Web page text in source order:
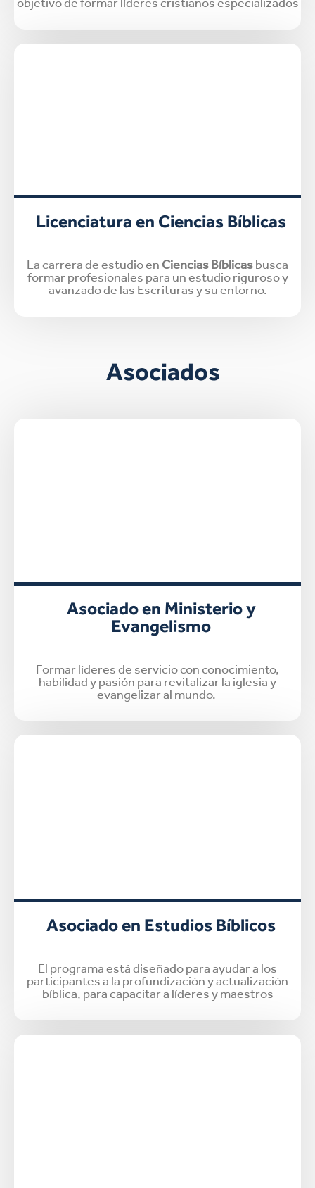
Licenciatura en Ciencias Bíblicas
La carrera de estudio en Ciencias Bíblicasbusca
formar profesionales para un estudio riguroso y
avanzado de las Escrituras y su entorno.
Asociados
Asociado en Ministerio y
Evangelismo
Formar líderes de servicio con conocimiento,
habilidad y pasión para revitalizar la iglesia y
evangelizar al mundo.
Asociado en Estudios Bíblicos
El programa está diseñado para ayudar a los
participantes a la profundización y actualización
bíblica, para capacitar a líderes y maestros